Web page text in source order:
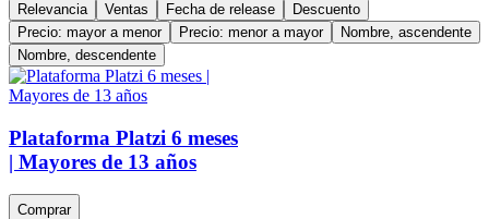
Relevancia
Ventas Fecha de release
Descuento
Precio: mayor a menor
Precio: menor a mayor
Nombre, ascendente
Nombre, descendente
Plataforma Platzi 6 meses
| Mayores de 13 años
Comprar